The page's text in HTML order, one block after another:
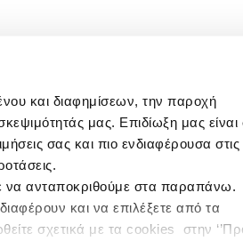
και διαφημίσεων, την παροχή
μας. Επιδίωξη μας είναι
σας και πιο ενδιαφέρουσα στις
να ανταποκριθούμε στα παραπάνω.
και να επιλέξετε από τα
σχετικά με τα cookies στην